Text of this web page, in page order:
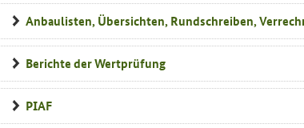
Informationen
für
Prüfungsansteller
Anbaulisten, Übersichten, Rundschreiben,
Berichte der Wertprüfung
PIAF